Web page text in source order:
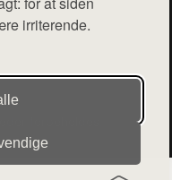
irriterende.
en række
produkter fra
fra denne side - vi